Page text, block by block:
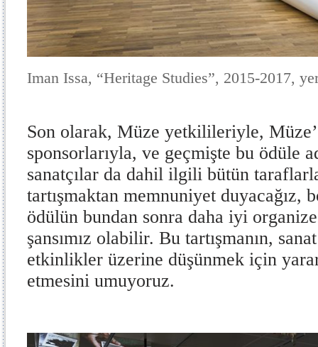
Iman Issa, “Heritage Studies”, 2015-2017,
Son olarak, Müze yetkilileriyle,
sponsorlarıyla, ve geçmişte bu ödüle
sanatçılar da dahil ilgili bütün
tartışmaktan memnuniyet
ödülün bundan sonra daha iyi
şansımız olabilir. Bu tartışmanın,
etkinlikler üzerine düşünmek için
etmesini umuyoruz.